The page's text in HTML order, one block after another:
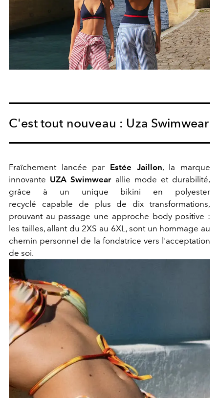
C'est tout nouveau : Uza Swimwear
Fraîchement lancée par Estée Jaillon, la marque
innovante UZA Swimwearallie mode et durabilité,
grâce à un unique bikini en polyester
recyclé capable de plus de dix transformations,
prouvant au passage une approche body positive :
es tailles, allant du2XS au 6XL, sont un hommage au
chemin personnel de la fondatrice vers l'acceptation
de soi.